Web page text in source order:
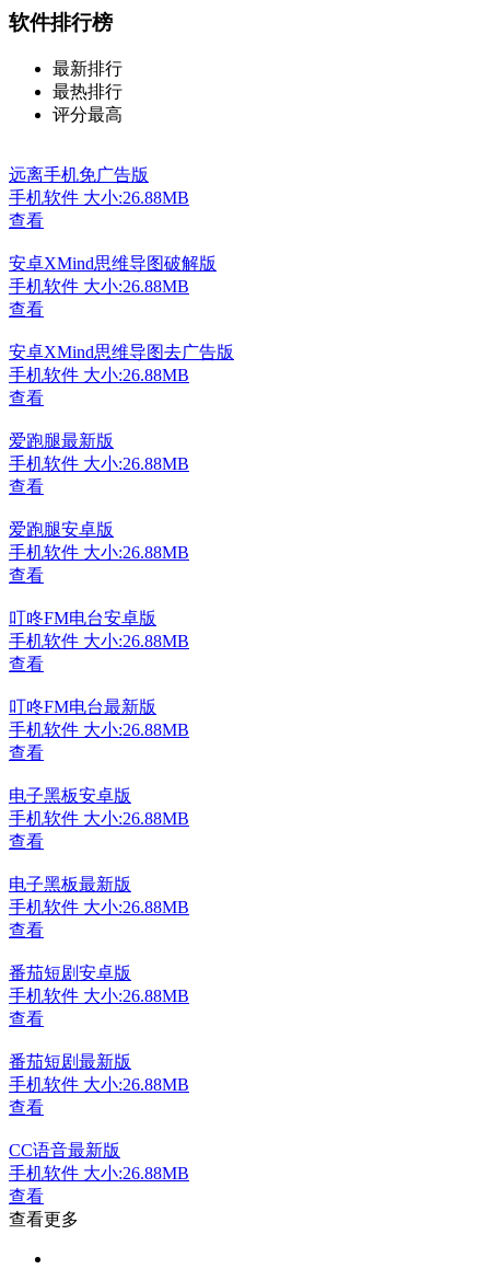
软件排行榜
最新排行
最热排行
评分最高
远离手机免广告版
手机软件 大小:26.88MB
查看
安卓XMind思维导图破解版
手机软件 大小:26.88MB
查看
安卓XMind思维导图去广告版
手机软件 大小:26.88MB
查看
爱跑腿最新版
手机软件 大小:26.88MB
查看
爱跑腿安卓版
手机软件 大小:26.88MB
查看
叮咚FM电台安卓版
手机软件 大小:26.88MB
查看
叮咚FM电台最新版
手机软件 大小:26.88MB
查看
电子黑板安卓版
手机软件 大小:26.88MB
查看
电子黑板最新版
手机软件 大小:26.88MB
查看
番茄短剧安卓版
手机软件 大小:26.88MB
查看
番茄短剧最新版
手机软件 大小:26.88MB
查看
CC语音最新版
手机软件 大小:26.88MB
查看
查看更多